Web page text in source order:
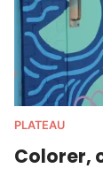
PLATEAU
Colorer,